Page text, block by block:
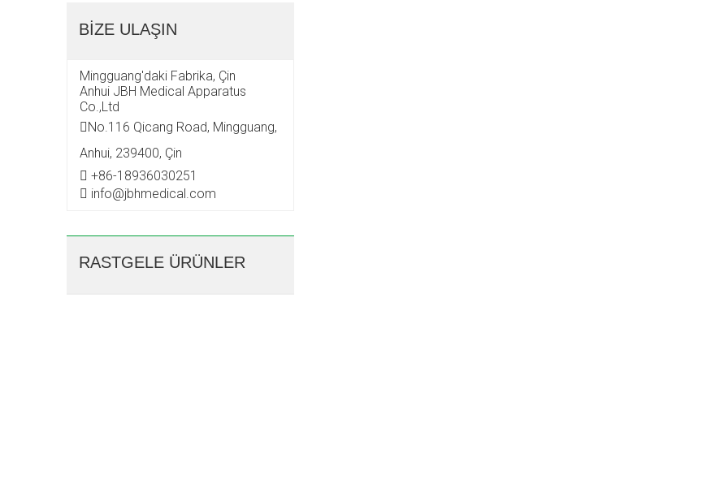
BİZE ULAŞIN
Mingguang'daki Fabrika, Çin
Anhui JBH Medical Apparatus
Co.,Ltd
No.116 Qicang Road, Mingguang,
Anhui, 239400, Çin
 +86-18936030251
 info@jbhmedical.com
RASTGELE ÜRÜNLER